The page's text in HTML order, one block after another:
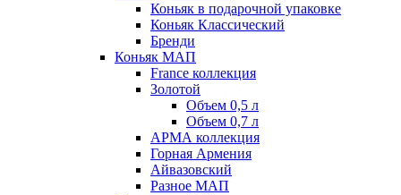
Коньяк в подарочной упаковке
Коньяк Классический
Бренди
Коньяк МАП
France коллекция
Золотой
Объем 0,5 л
Объем 0,7 л
АРМА коллекция
Горная Армения
Айвазовский
Разное МАП